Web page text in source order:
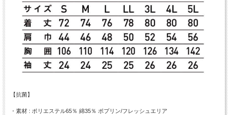
【抗菌】
・素材 : ポリエステル65％ 綿35％ ポプリン/フレッシュエリア